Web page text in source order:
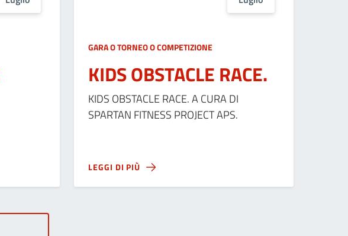
GARA O TORNEO O COMPETIZIONE
KIDS OBSTACLE RACE.
KIDS OBSTACLE RACE. A CURA DI
SPARTAN FITNESS PROJECT APS.
LEGGI DI PIÙ